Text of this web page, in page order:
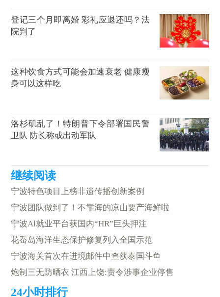
登记三个月即离婚 彩礼应退还吗？法
院判了
这种饮食方式可能会加速衰老 健康瘦
身可以这样吃
洛杉矶乱了！特朗普下令部署国民警
卫队 防长称或出动军队
宁波特色项目上榜非遗传播创新案例
宁波团队做到了！不靠海的凉山要产海鲜啦
宁波Al就业平台获国内“HR”巨头押注
花岙岛海洋生态保护修复列入全国示范
宁波海关首次在进境邮件中查获泰国斗鱼
炮制三无防晒衣 江西上饶:责令涉事企业停售